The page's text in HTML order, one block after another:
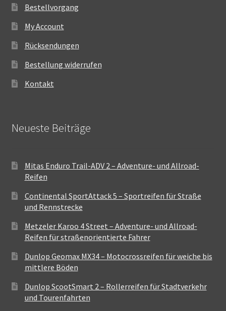
Bestellvorgang
My Account
Rücksendungen
Bestellung widerrufen
Kontakt
Neueste Beiträge
Mitas Enduro Trail-ADV 2 – Adventure- und Allroad-
Reifen
Continental SportAttack 5 – Sportreifen für Straße
und Rennstrecke
Metzeler Karoo 4 Street – Adventure- und Allroad-
Reifen für straßenorientierte Fahrer
Dunlop Geomax MX34 – Motocrossreifen für weiche bis
mittlere Böden
Dunlop ScootSmart 2 – Rollerreifen für Stadtverkehr
und Tourenfahrten